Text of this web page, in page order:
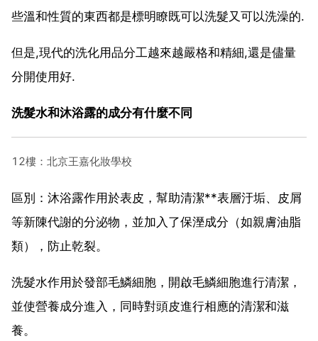
些溫和性質的東西都是標明瞭既可以洗髮又可以洗澡的.
但是,現代的洗化用品分工越來越嚴格和精細,還是儘量
分開使用好.
洗髮水和沐浴露的成分有什麼不同
12樓：北京王嘉化妝學校
區別：沐浴露作用於表皮，幫助清潔**表層汙垢、皮屑
等新陳代謝的分泌物，並加入了保溼成分（如親膚油脂
類），防止乾裂。
洗髮水作用於發部毛鱗細胞，開啟毛鱗細胞進行清潔，
並使營養成分進入，同時對頭皮進行相應的清潔和滋
養。